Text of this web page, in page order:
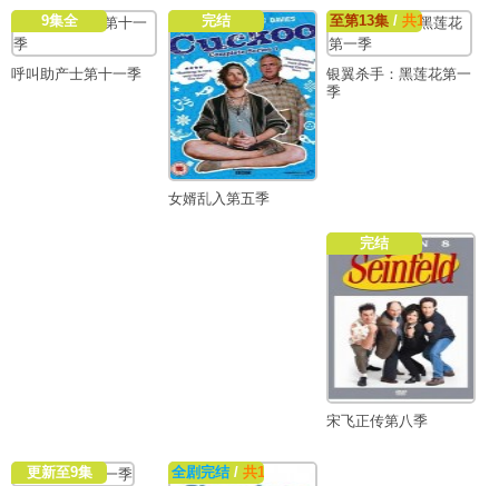
9集全
呼叫助产士第十一季
完结
女婿乱入第五季
至第13集/ 共13集
银翼杀手：黑莲花第一
季
完结
宋飞正传第八季
更新至9集
全剧完结 /共16集